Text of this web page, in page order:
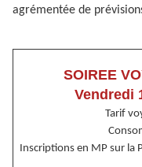
agrémentée de
SOIREE
Vendredi
Tarif
Inscriptions en MP sur la